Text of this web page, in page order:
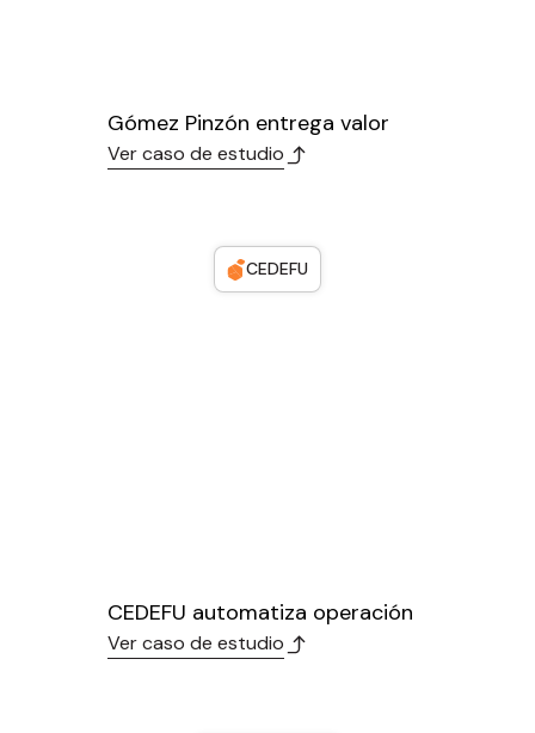
Gómez Pinzón entrega valor
Ver caso de estudio
CEDEFU
CEDEFU automatiza operación
Ver caso de estudio